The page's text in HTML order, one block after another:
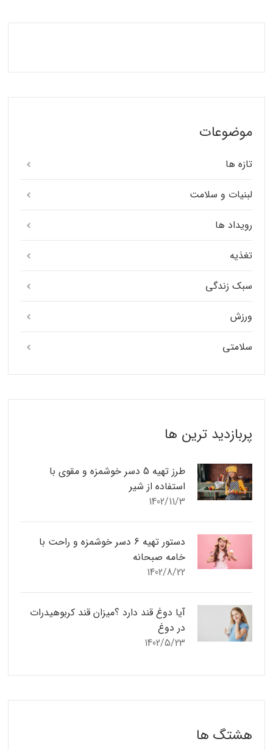
موضوعات
تازه ها
لبنیات و سلامت
رویداد ها
تغذیه
سبک زندگی
ورزش
سلامتی
پربازدید ترین ها
طرز تهیه 5 دسر خوشمزه و مقوی با
استفاده از شیر
1402/11/3
دستور تهیه 6 دسر خوشمزه و راحت با
خامه صبحانه
1402/8/22
آیا دوغ قند دارد ؟میزان قند کربوهیدرات
در دوغ
1402/5/23
هشتگ ها